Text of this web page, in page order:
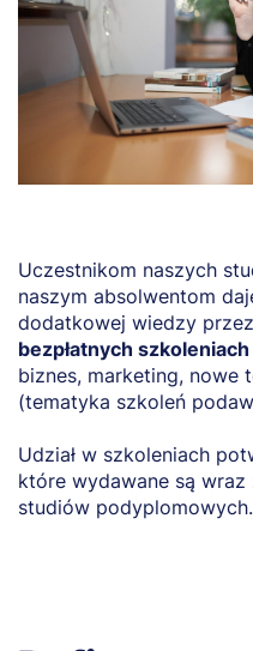
Uczestnikom naszych
naszym absolwentom
dodatkowej wiedzy
bezpłatnych
biznes, marketing, nowe
(tematyka szkoleń
Udział w szkoleniach
które wydawane są
studiów podyplomowych.